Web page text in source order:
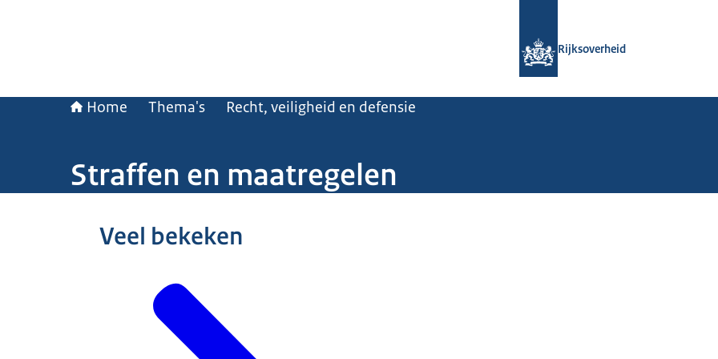
Rijksoverheid
Home Thema's Recht, veiligheid en defensie
Straffen en maatregelen
Veel bekeken